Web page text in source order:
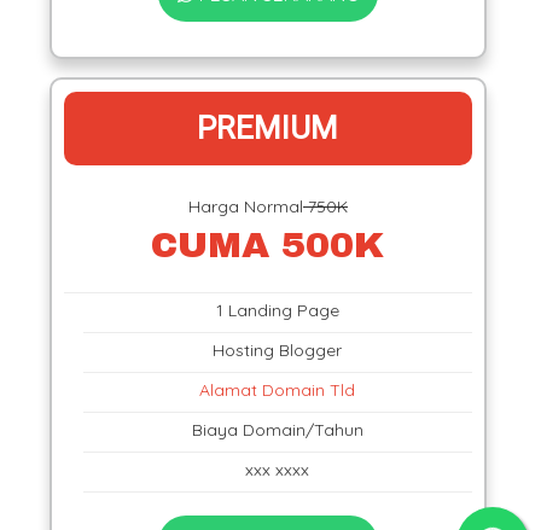
PREMIUM
Harga Normal750K
CUMA 500K
1 Landing Page
Hosting Blogger
Alamat Domain Tld
Biaya Domain/Tahun
xxx xxxx